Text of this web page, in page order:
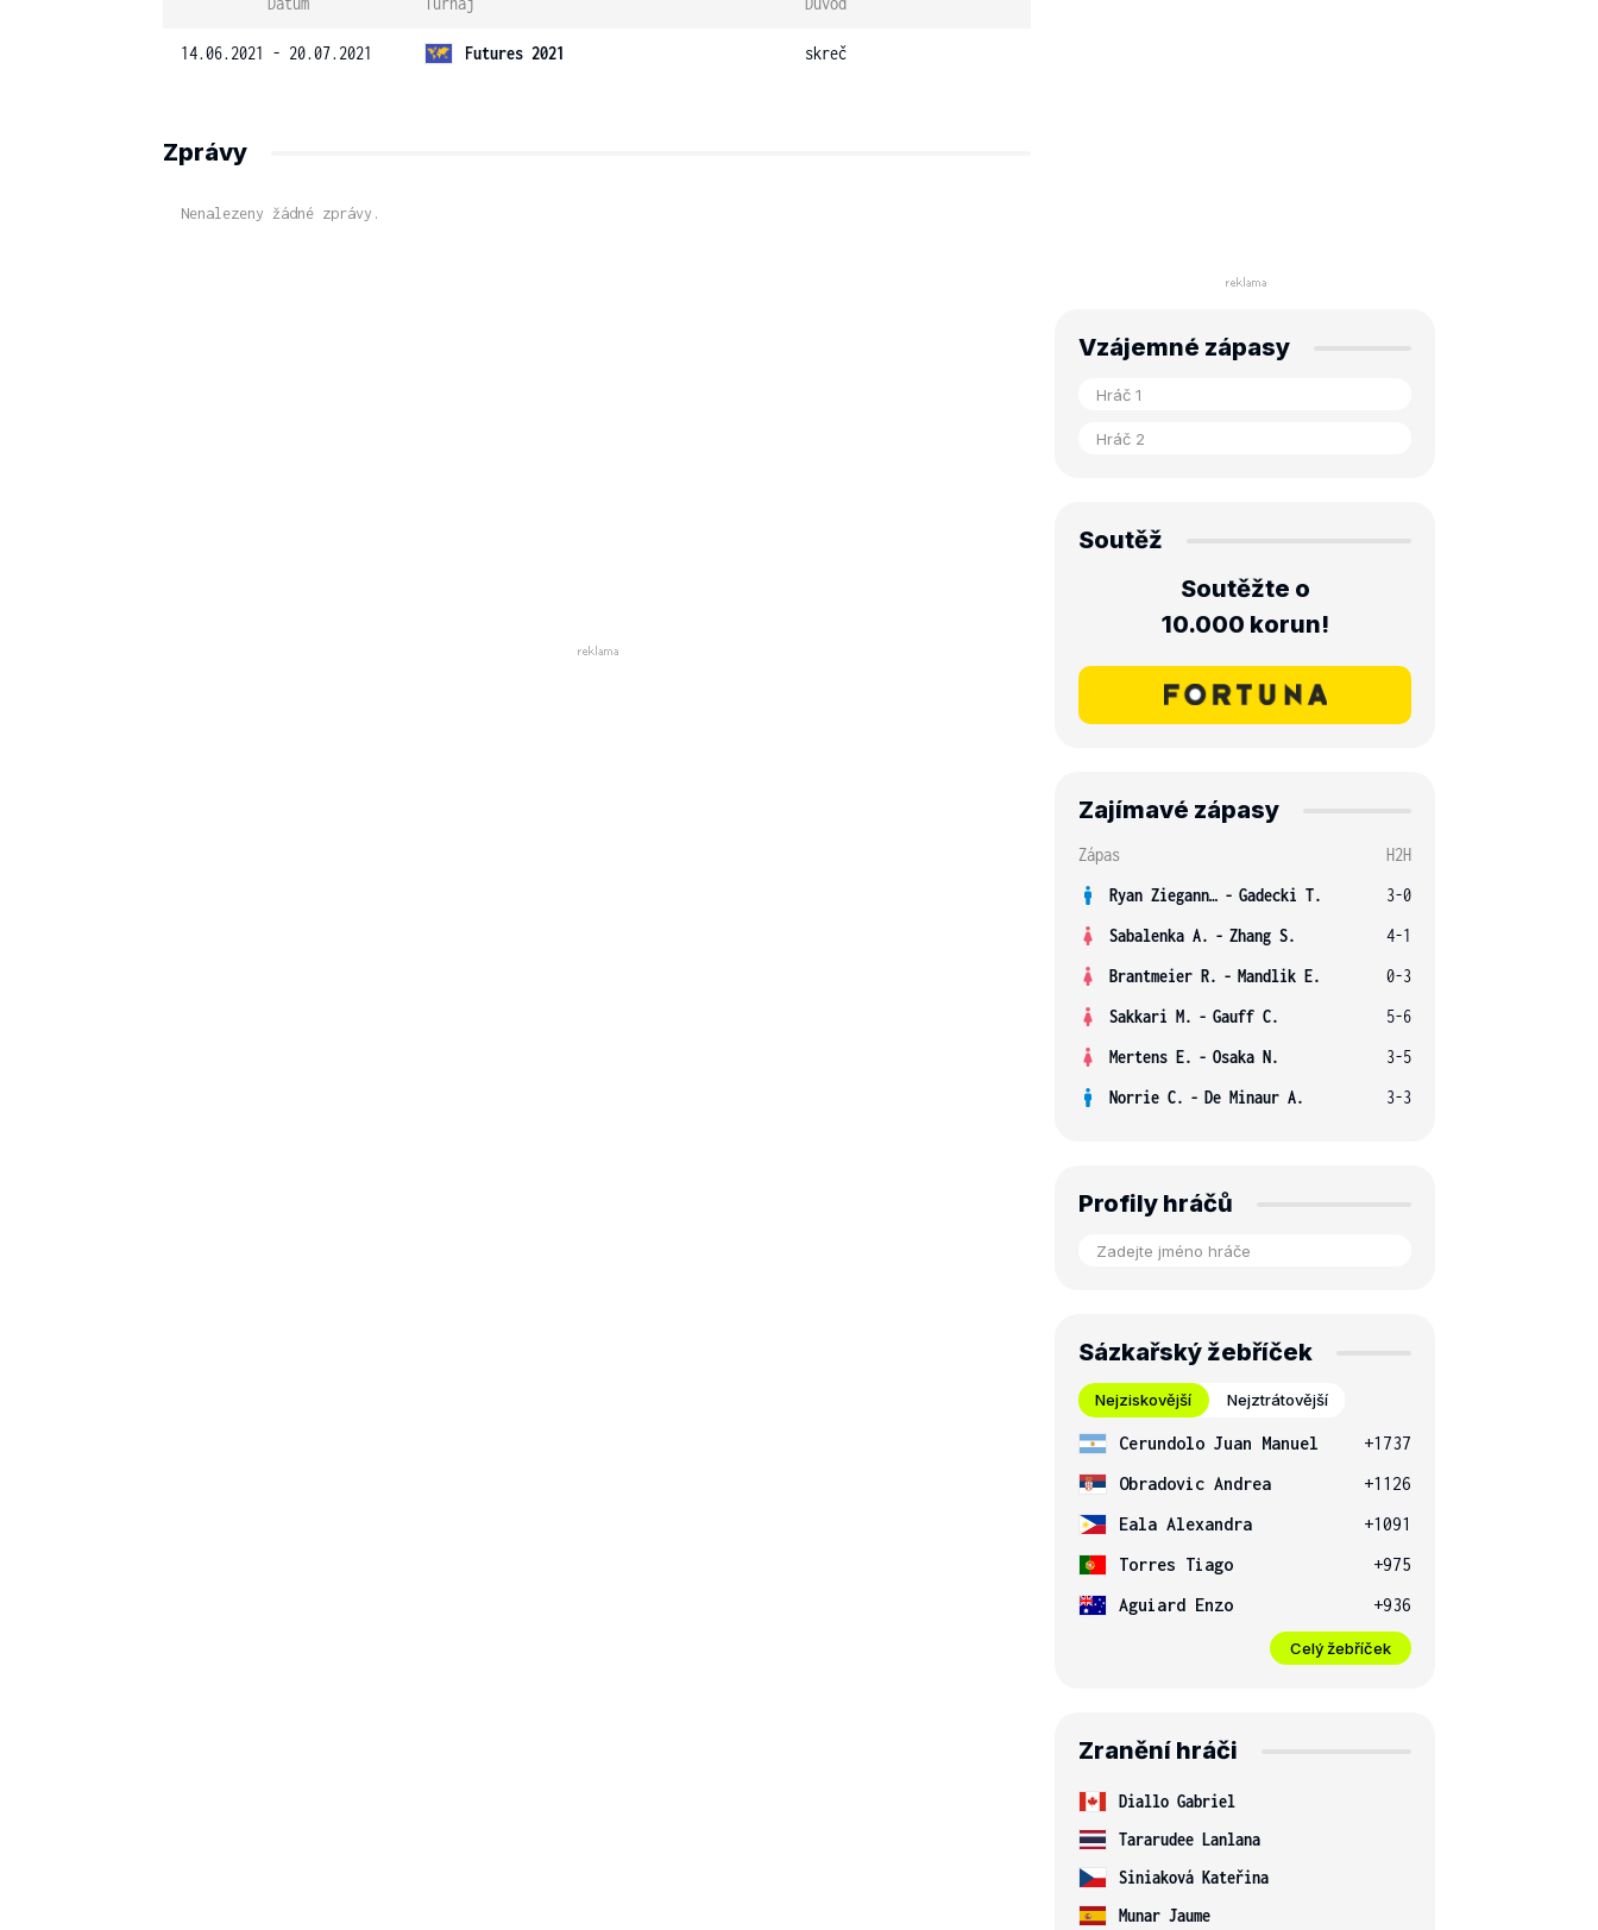
14.06.2021 - 20.07.2021 Futures 2021 skreč
Zprávy
Nenalezeny žádné zprávy.
Vzájemné zápasy
Soutěž
Soutěžte o
10.000 korun!
Zajímavé zápasy
Zápas
H2H
Ryan Ziegann S. - Gadecki T.
3-0
Sabalenka A. - Zhang S.
4-1
Brantmeier R. - Mandlik E.
0-3
Sakkari M. - Gauff C.
5-6
Mertens E. - Osaka N.
3-5
Norrie C. - De Minaur A. 3-3
Profily hráčů
Sázkařský žebříček
Nejziskovější Nejztrátovější
Cerundolo Juan Manuel
+1737
Obradovic Andrea
+1126
Eala Alexandra
+1091
Torres Tiago
+975
Aguiard Enzo
+936
Celý žebříček
Zranění hráči
Diallo Gabriel
Tararudee Lanlana
Siniaková Kateřina
Munar Jaume